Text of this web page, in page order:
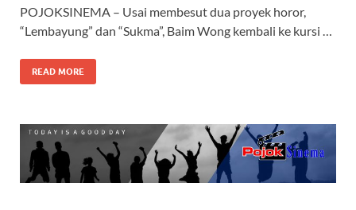
POJOKSINEMA – Usai membesut dua proyek horor,
“Lembayung” dan “Sukma”, Baim Wong kembali ke kursi …
READ MORE